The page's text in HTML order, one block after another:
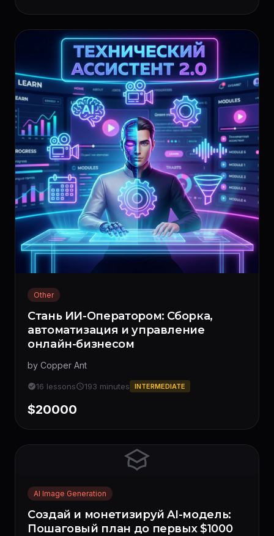
Other
Стань ИИ-Оператором: Сборка,
автоматизация и управление
онлайн-бизнесом
by Copper Ant
16 lessons 193 minutes INTERMEDIATE
$20000
AI Image Generation
Создай и монетизируй AI-модель:
Пошаговый план до первых $1000